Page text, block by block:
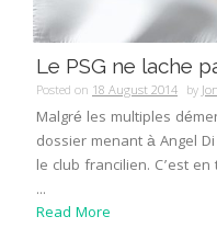
Le PSG ne lache
Posted on 18 August 2014 by
Malgré les multiples
dossier menant à Angel
le club francilien. C’est
...
Read More